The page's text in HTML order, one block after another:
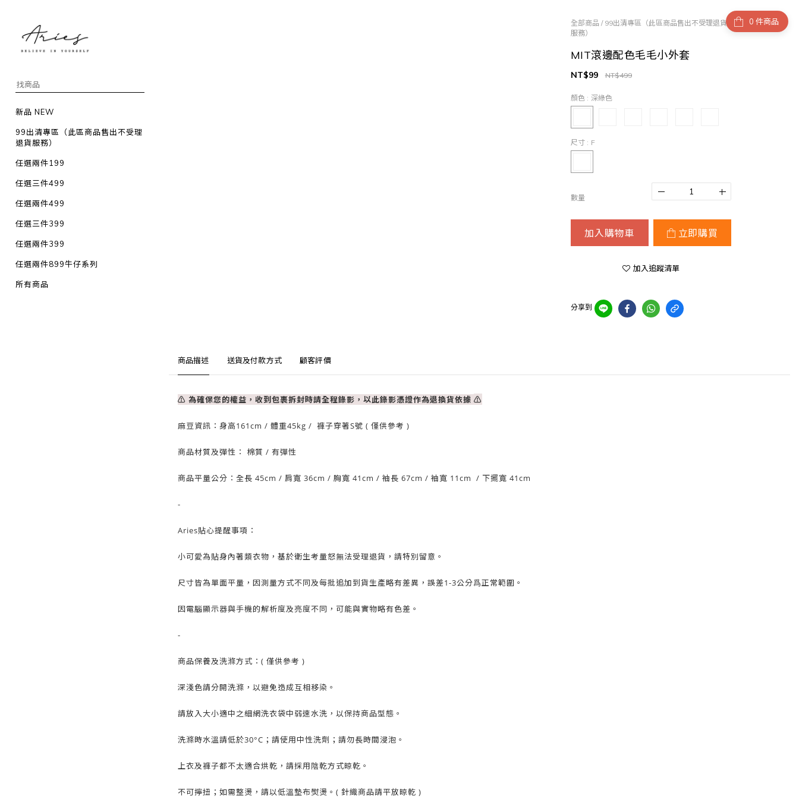
新品 NEW
99出清專區（此區商品售出不受理
退貨服務）
任選兩件199
任選三件499
任選兩件499
任選三件399
任選兩件399
任選兩件899牛仔系列
所有商品
件商品
全部商品 / 99出清專區（此區商品售出不受理退貨
服務）
MIT滾邊配色毛毛小外套
NT$499
NT$99
顏色 : 深綠色
尺寸 : F
數量
加入購物車 立即購買
加入追蹤清單
分享到
商品描述 送貨及付款方式 顧客評價
⚠ 為確保您的權益，收到包裹拆封時請全程錄影，以此錄影憑證作為退換貨依據 ⚠
麻豆資訊： 身高161cm / 體重45kg / 褲子穿著S號 ( 僅供參考 )
商品材質及彈性： 棉質 / 有彈性
商品平量公分：全長 45cm / 肩寬 36cm / 胸寬 41cm / 袖長 67cm / 袖寬 11cm / 下擺寬 41cm
-
Aries貼心提醒事項：
小可愛為貼身內著類衣物，基於衛生考量怒無法受理退貨，請特別留意。
尺寸皆為單面平量，因測量方式不同及每批追加到貨生產略有差異，誤差1-3公分爲正常範圍。
因電腦顯示器與手機的解析度及亮度不同，可能與實物略有色差。
-
商品保養及洗滌方式：( 僅供參考 )
深淺色請分開洗滌，以避免造成互相移染。
請放入大小適中之細網洗衣袋中弱速水洗，以保持商品型態。
洗滌時水溫請低於30°C；請使用中性洗劑；請勿長時間浸泡。
上衣及褲子都不太適合烘乾，請採用陰乾方式晾乾。
不可擰扭；如需整燙，請以低溫墊布熨燙。( 針織商品請平放晾乾 )